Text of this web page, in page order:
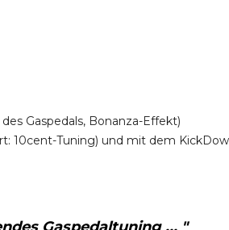
Gaspedals, Bonanza-Effekt)
10cent-Tuning) und mit dem